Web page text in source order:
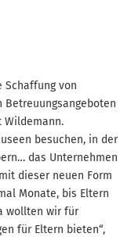
Schaffung von
Betreuungsangeboten
Wildemann.
besuchen, in der
das Unternehmen
dieser neuen Form
Monate, bis Eltern
wollten wir für
für Eltern bieten“,